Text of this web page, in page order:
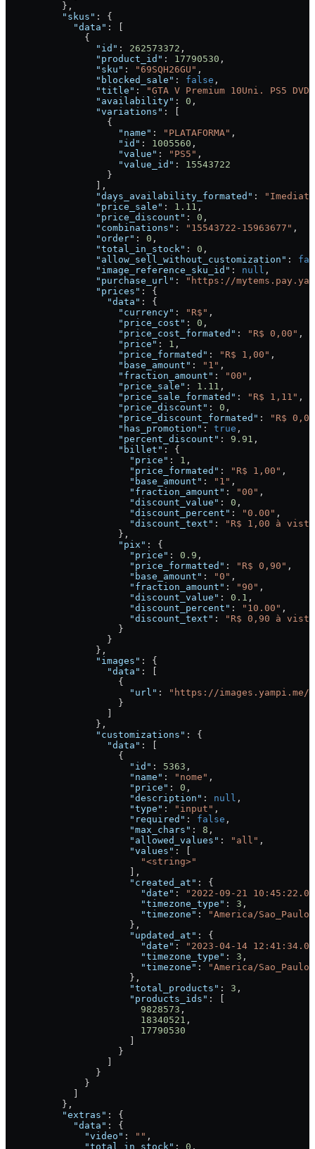
          },
          "skus"
: {
            "data"
: [
              {
                "id"
: 262573372 ,
                "product_id"
: 17790530 ,
                "sku"
: "69SQH26GU" ,
                "blocked_sale"
: false ,
                "title"
:
"GTA V Premium 10Uni. PS5 DVD"
                "availability"
: 0 ,
                "variations"
: [
                  {
                    "name"
: "PLATAFORMA" ,
                    "id"
: 1005560 ,
                    "value"
: "PS5" ,
                    "value_id"
: 15543722
                  }
                ],
                "days_availability_formated"
:
                "price_sale"
: 1.11 ,
                "price_discount"
: 0 ,
                "combinations"
: "15543722-15963677" ,
                "order"
: 0 ,
                "total_in_stock"
: 0 ,
                "allow_sell_without_customization"
:
                "image_reference_sku_id"
: null ,
                "purchase_url"
:
"https://
                "prices"
: {
                  "data"
: {
                    "currency"
: "R$" ,
                    "price_cost"
: 0 ,
                    "price_cost_formated"
: "R$ 0,00" ,
                    "price"
: 1 ,
                    "price_formated"
: "R$ 1,00" ,
                    "base_amount"
: "1" ,
                    "fraction_amount"
: "00" ,
                    "price_sale"
: 1.11 ,
                    "price_sale_formated"
: "R$ 1,11" ,
                    "price_discount"
: 0 ,
                    "price_discount_formated"
:
"R$
                    "has_promotion"
: true ,
                    "percent_discount"
: 9.91 ,
                    "billet"
: {
                      "price"
: 1 ,
                      "price_formated"
: "R$ 1,00" ,
                      "base_amount"
: "1" ,
                      "fraction_amount"
: "00" ,
                      "discount_value"
: 0 ,
                      "discount_percent"
: "0.00" ,
                      "discount_text"
:
"R$ 1,00 à vista
                    },
                    "pix"
: {
                      "price"
: 0.9 ,
                      "price_formatted"
: "R$ 0,90" ,
                      "base_amount"
: "0" ,
                      "fraction_amount"
: "90" ,
                      "discount_value"
: 0.1 ,
                      "discount_percent"
: "10.00" ,
                      "discount_text"
:
"R$ 0,90 à vista
                    }
                  }
                },
                "images"
: {
                  "data"
: [
                    {
                      "url"
:
"https://images.yampi.me/
                    }
                },
                "customizations"
: {
                  "data"
: [
                    {
                      "id"
: 5363 ,
                      "name"
: "nome" ,
                      "price"
: 0 ,
                      "description"
: null ,
                      "type"
: "input" ,
                      "required"
: false ,
                      "max_chars"
: 8 ,
                      "allowed_values"
: "all" ,
                      "values"
: [
                        "<string>"
                      ],
                      "created_at"
: {
                        "date"
:
"2022-09-21
                        "timezone_type"
: 3 ,
                        "timezone"
:
"America/Sao_Paulo"
                      },
                      "updated_at"
: {
                        "date"
:
"2023-04-14
                        "timezone_type"
: 3 ,
                        "timezone"
:
"America/Sao_Paulo"
                      },
                      "total_products"
: 3 ,
                      "products_ids"
: [
                        9828573
,
                        18340521
,
                        17790530
                    }
                }
              }
          },
          "extras"
: {
            "data"
: {
              "video"
: "" ,
              "total_in_stock"
: 0 ,